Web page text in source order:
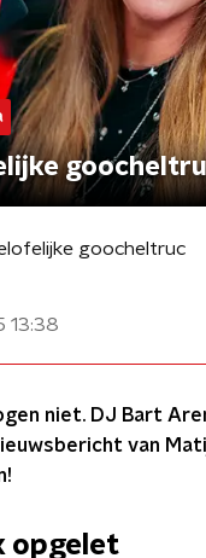
goocheltruc
13:38
niet. DJ Bart
van
opgelet